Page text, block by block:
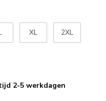
XL 2XL
2-5 werkdagen